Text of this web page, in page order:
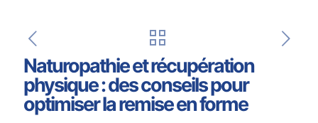
Naturopathie et récupération
physique : des conseils pour
optimiser la remise en forme